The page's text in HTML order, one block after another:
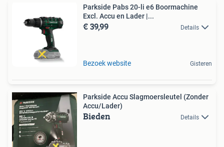
Parkside Pabs 20-li e6 Boormachine
Excl. Accu en Lader |...
€ 39,99 Details
Bezoek website Gisteren
Parkside Accu Slagmoersleutel (Zonder
Accu/Lader)
Bieden Details